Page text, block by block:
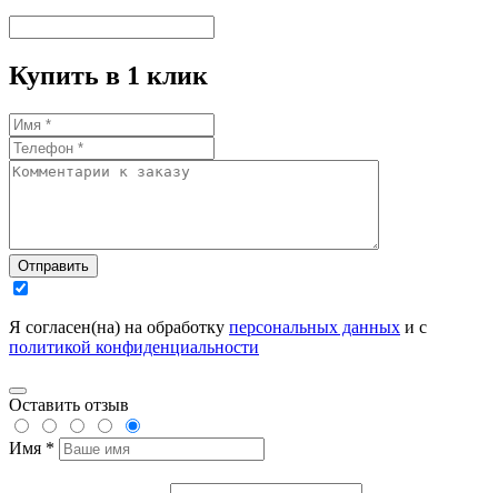
Купить в 1 клик
Отправить
Я согласен(на) на обработку персональных данных и с
политикой конфиденциальности
Оставить отзыв
Имя *